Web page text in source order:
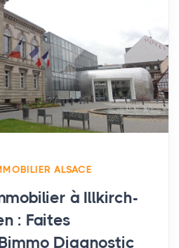
ALSACE
à Illkirch-
: Faites
Diagnostic